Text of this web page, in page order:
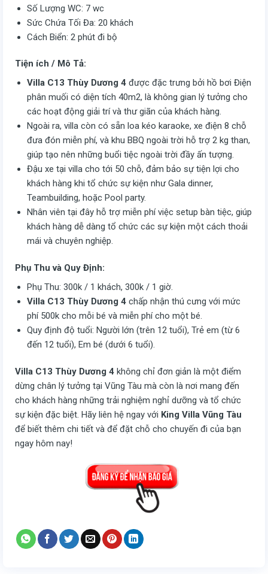
Số Lượng WC: 7 wc
Sức Chứa Tối Đa: 20 khách
Cách Biển: 2 phút đi bộ
Tiện ích / Mô Tả:
Villa C13 Thùy Dương 4được đặc trưng bởi hồ bơi Điện
phân muối có diện tích 40m2, là không gian lý tưởng cho
các hoạt động giải trí và thư giãn của khách hàng.
Ngoài ra, villa còn có sẵn loa kéo karaoke, xe điện 8 chỗ
đưa đón miễn phí, và khu BBQ ngoài trời hỗ trợ 2 kg than,
giúp tạo nên những buổi tiệc ngoài trời đầy ấn tượng.
Đậu xe tại villa cho tới 50 chỗ, đảm bảo sự tiện lợi cho
khách hàng khi tổ chức sự kiện như Gala dinner,
Teambuilding, hoặc Pool party.
Nhân viên tại đây hỗ trợ miễn phí việc setup bàn tiệc, giúp
khách hàng dễ dàng tổ chức các sự kiện một cách thoải
mái và chuyên nghiệp.
Phụ Thu và Quy Định:
Phụ Thu: 300k / 1 khách, 300k / 1 giờ.
Villa C13 Thùy Dương 4chấp nhận thú cưng với mức
phí 500k cho mỗi bé và miễn phí cho một bé.
Quy định độ tuổi: Người lớn (trên 12 tuổi), Trẻ em (từ 6
đến 12 tuổi), Em bé (dưới 6 tuổi).
Villa C13 Thùy Dương 4 không chỉ đơn giản là một điểm
dừng chân lý tưởng tại Vũng Tàu mà còn là nơi mang đến
cho khách hàng những trải nghiệm nghỉ dưỡng và tổ chức
sự kiện đặc biệt. Hãy liên hệ ngay với King Villa Vũng Tàu
để biết thêm chi tiết và để đặt chỗ cho chuyến đi của bạn
ngay hôm nay!